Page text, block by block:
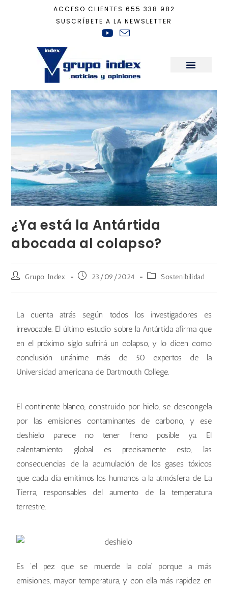
ACCESO CLIENTES 655 338 982
SUSCRÍBETE A LA NEWSLETTER
Sostenibilidad
¿Ya está la Antártida
abocada al colapso?
Grupo Index 23/09/2024 Sostenibilidad
La cuenta atrás según todos los investigadores es
irrevocable. El último estudio sobre la Antártida afirma que
en el próximo siglo sufrirá un colapso, y lo dicen como
conclusión unánime más de 50 expertos de la
Universidad americana de Dartmouth College.
El continente blanco, construido por hielo, se descongela
por las emisiones contaminantes de carbono, y ese
deshielo parece no tener freno posible ya. El
calentamiento global es precisamente esto, las
consecuencias de la acumulación de los gases tóxicos
que cada día emitimos los humanos a la atmósfera de La
Tierra, responsables del aumento de la temperatura
terrestre.
Es ‘el pez que se muerde la cola’ porque a más
emisiones, mayor temperatura, y con ella más rapidez en